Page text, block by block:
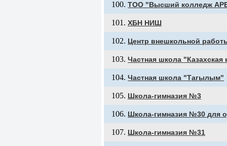
ТОО "Высший колледж
ХБН НИШ
Центр внешкольной
Частная школа
Частная школа "Тагылым"
Школа-гимназия №3
Школа-гимназия №30 для
Школа-гимназия №31